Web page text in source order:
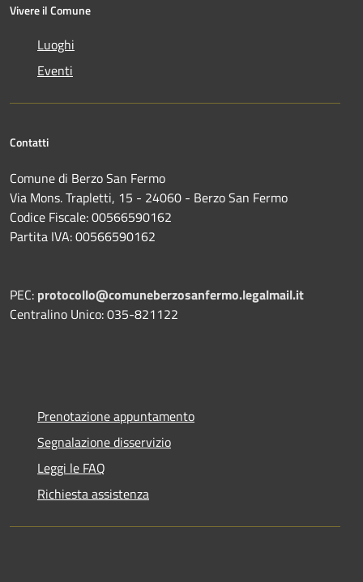
Vivere il Comune
Luoghi
Eventi
Contatti
Comune di Berzo San Fermo
Via Mons. Trapletti, 15 - 24060 - Berzo San Fermo
Codice Fiscale: 00566590162
Partita IVA: 00566590162
PEC: protocollo@comuneberzosanfermo.legalmail.it
Centralino Unico: 035-821122
Prenotazione appuntamento
Segnalazione disservizio
Leggi le FAQ
Richiesta assistenza